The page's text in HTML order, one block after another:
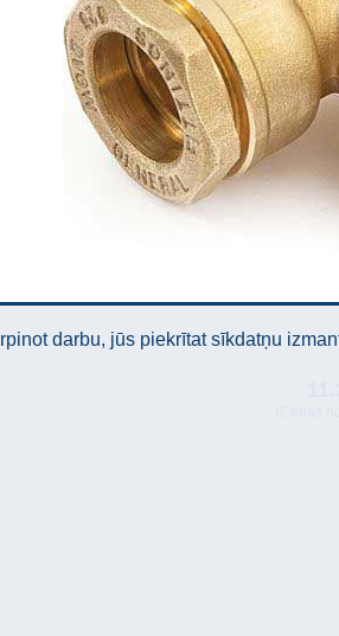
darbu, jūs piekrītat sīkdatņu